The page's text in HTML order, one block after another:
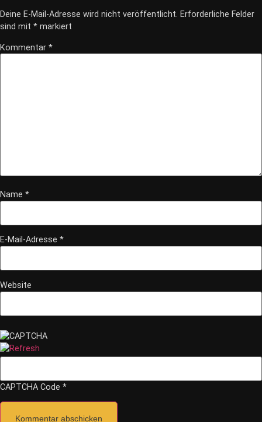
Deine E-Mail-Adresse wird nicht veröffentlicht. Erforderliche Felder
sind mit * markiert
Kommentar *
Name *
E-Mail-Adresse *
Website
CAPTCHA Code *